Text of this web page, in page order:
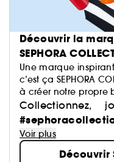
Découvrir la
SEPHORA
Une marque
c’est ça SEPHORA
à créer notre propre
a justement imaginé
maquillage aux
bain aux
mission de
Collectionnez,
Voir plus
Découvrir